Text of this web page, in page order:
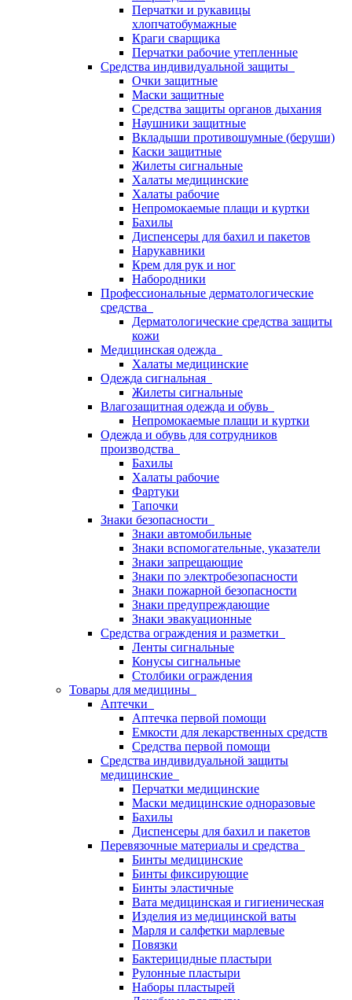
Перчатки и рукавицы
хлопчатобумажные
Краги сварщика
Перчатки рабочие утепленные
Средства индивидуальной защиты
Очки защитные
Маски защитные
Средства защиты органов дыхания
Наушники защитные
Вкладыши противошумные (беруши)
Каски защитные
Жилеты сигнальные
Халаты медицинские
Халаты рабочие
Непромокаемые плащи и куртки
Бахилы
Диспенсеры для бахил и пакетов
Нарукавники
Крем для рук и ног
Набородники
Профессиональные дерматологические
средства
Дерматологические средства защиты
кожи
Медицинская одежда
Халаты медицинские
Одежда сигнальная
Жилеты сигнальные
Влагозащитная одежда и обувь
Непромокаемые плащи и куртки
Одежда и обувь для сотрудников
производства
Бахилы
Халаты рабочие
Фартуки
Тапочки
Знаки безопасности
Знаки автомобильные
Знаки вспомогательные, указатели
Знаки запрещающие
Знаки по электробезопасности
Знаки пожарной безопасности
Знаки предупреждающие
Знаки эвакуационные
Средства ограждения и разметки
Ленты сигнальные
Конусы сигнальные
Столбики ограждения
Товары для медицины
Аптечки
Аптечка первой помощи
Емкости для лекарственных средств
Средства первой помощи
Средства индивидуальной защиты
медицинские
Перчатки медицинские
Маски медицинские одноразовые
Бахилы
Диспенсеры для бахил и пакетов
Перевязочные материалы и средства
Бинты медицинские
Бинты фиксирующие
Бинты эластичные
Вата медицинская и гигиеническая
Изделия из медицинской ваты
Марля и салфетки марлевые
Повязки
Бактерицидные пластыри
Рулонные пластыри
Наборы пластырей